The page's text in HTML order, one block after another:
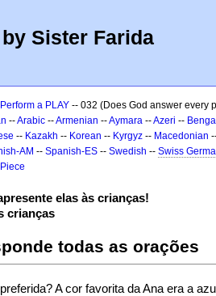
by Sister Farida
Perform a PLAY -- 032 (Does God answer every
--Arabic --Armenian --Aymara --Azeri --
-- Kazakh -- Korean -- Kyrgyz -- Macedonian
AM -- Spanish-ES -- Swedish -- Swiss
elas às crianças!
crianças
todas as orações
A cor favorita da Ana era a